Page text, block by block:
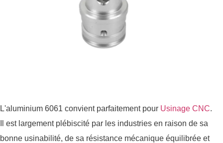
L'aluminium 6061 convient parfaitement pour Usinage CNC.
Il est largement plébiscité par les industries en raison de sa
bonne usinabilité, de sa résistance mécanique équilibrée et